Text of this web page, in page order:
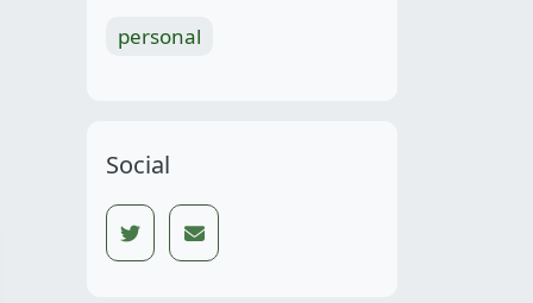
personal
Social